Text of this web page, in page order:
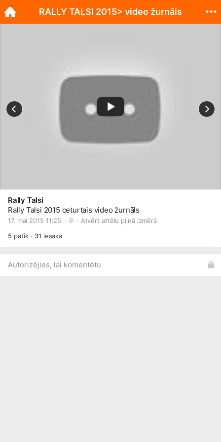
Rally Talsi
Rally Talsi 2015 ceturtais video žurnāls
17. mai 2015 11:25 · · Atvērt attēlu pilnā izmērā
5patīk · 31 iesaka
Autorizējies, lai komentētu
RALLY TALSI 2015> video žurnāls